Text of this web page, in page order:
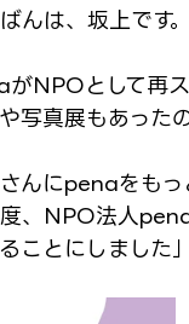
んは、坂上です。
NPOとして再
写真展もあった
んにpenaをもっ
、NPO法人
ることにしまし